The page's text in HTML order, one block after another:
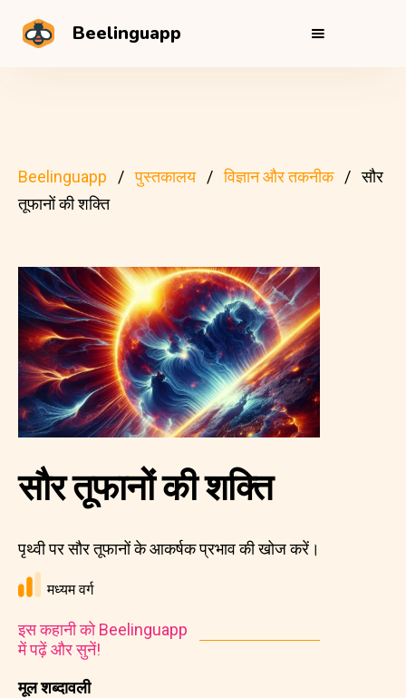
Beelinguapp
Beelinguapp पुस्तकालय विज्ञान और तकनीक
सौर
तूफानों की शक्ति
मूल शब्दावली
सौर तूफानों की शक्ति
पृथ्वी पर सौर तूफानों के आकर्षक प्रभाव की खोज करें।
मध्यम वर्ग
इस कहानी को Beelinguapp
में पढ़ें और सुनें!